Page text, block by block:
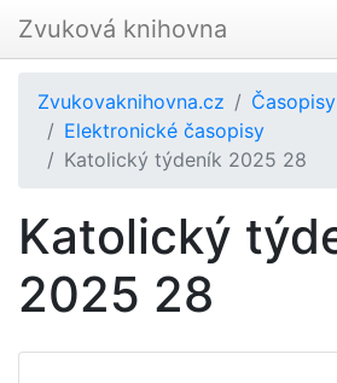
Zvuková knihovna
Zvukovaknihovna.cz
Časopisy
Elektronické časopisy
Katolický týdeník 2025 28
Katolický
2025 28